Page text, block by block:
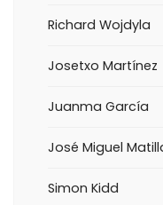
Richard Wojdyla
Josetxo Martínez
Juanma García
José Miguel
Simon Kidd